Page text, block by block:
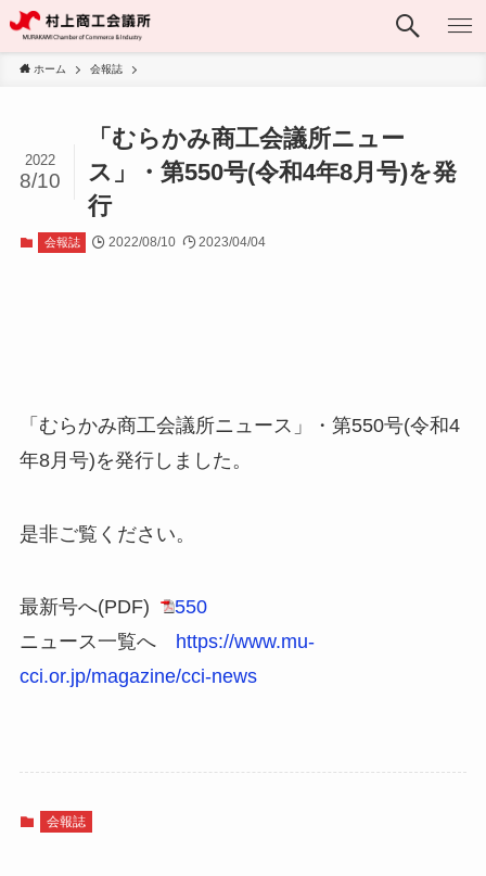
ホーム 会報誌
「むらかみ商工会議所ニュー
ス」・第550号(令和4年8月号)を発
行
2022
8/10
会報誌 2022/08/10 2023/04/04
「むらかみ商工会議所ニュース」・第550号(令和4
年8月号)を発行しました。
是非ご覧ください。
最新号へ(PDF)
550
ニュース一覧へ
https://www.mu-
cci.or.jp/magazine/cci-news
会報誌